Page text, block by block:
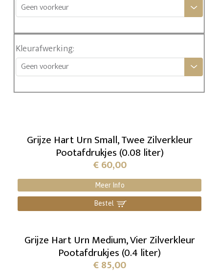
Geen voorkeur
Kleurafwerking:
Geen voorkeur
Grijze Hart Urn Small, Twee Zilverkleur
Pootafdrukjes (0.08 liter)
€60,00
Meer Info
Bestel ]
Grijze Hart Urn Medium, Vier Zilverkleur
Pootafdrukjes (0.4 liter)
€85,00